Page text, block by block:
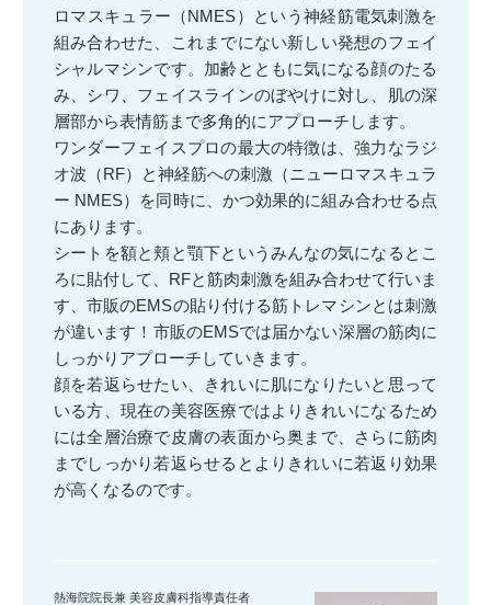
ロマスキュラー（NMES）という神経筋電気刺激を
組み合わせた、これまでにない新しい発想のフェイ
シャルマシンです。加齢とともに気になる顔のたる
み、シワ、フェイスラインのぼやけに対し、肌の深
層部から表情筋まで多角的にアプローチします。
ワンダーフェイスプロの最大の特徴は、強力なラジ
オ波（RF）と神経筋への刺激（ニューロマスキュラ
ー NMES）を同時に、かつ効果的に組み合わせる点
にあります。
シートを額と頬と顎下というみんなの気になるとこ
ろに貼付して、RFと筋肉刺激を組み合わせて行いま
す、市販のEMSの貼り付ける筋トレマシンとは刺激
が違います！市販のEMSでは届かない深層の筋肉に
しっかりアプローチしていきます。
顔を若返らせたい、きれいに肌になりたいと思って
いる方、現在の美容医療ではよりきれいになるため
には全層治療で皮膚の表面から奥まで、さらに筋肉
までしっかり若返らせるとよりきれいに若返り効果
が高くなるのです。
熱海院院長兼 美容皮膚科指導責任者